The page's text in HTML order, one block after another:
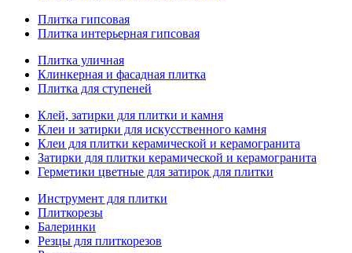
Плитка гипсовая
Плитка интерьерная гипсовая
Плитка уличная
Клинкерная и фасадная плитка
Плитка для ступеней
Клей, затирки для плитки и камня
Клеи и затирки для искусственного камня
Клеи для плитки керамической и керамогранита
Затирки для плитки керамической и керамогранита
Герметики цветные для затирок для плитки
Инструмент для плитки
Плиткорезы
Балеринки
Резцы для плиткорезов